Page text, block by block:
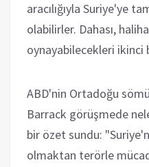
aracılığıyla Suriye'ye
olabilirler. Dahası,
oynayabilecekleri ikinci
ABD'nin Ortadoğu
Barrack görüşmede
bir özet sundu:
olmaktan terörle